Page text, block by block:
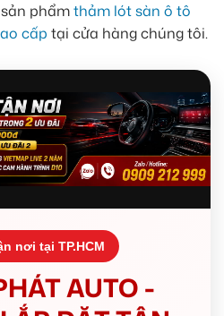
phẩmthảm lót sàn ô tô
cấp tại cửa hàng chúng tôi.
nơi tại TP.HCM
AUTO -